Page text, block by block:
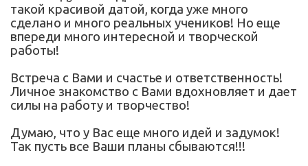
такой красивой датой, когда уже много
сделано и много реальных учеников! Но еще
впереди много интересной и творческой
работы!
Встреча с Вами и счастье и ответственность!
Личное знакомство с Вами вдохновляет и дает
силы на работу и творчество!
Думаю, что у Вас еще много идей и задумок!
Так пусть все Ваши планы сбываются!!!